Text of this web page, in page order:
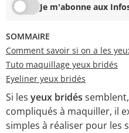
Je m'abonne aux
SOMMAIRE
Comment savoir si on a les
Tuto maquillage yeux bridés
Eyeliner yeux bridés
Si les yeux bridés
compliqués à maquiller, il
simples à réaliser pour les